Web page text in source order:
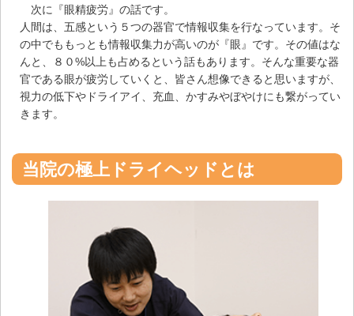
次に『眼精疲労』の話です。
人間は、五感という５つの器官で情報収集を行なっています。そ
の中でももっとも情報収集力が高いのが『眼』です。その値はな
んと、８０%以上も占めるという話もあります。そんな重要な器
官である眼が疲労していくと、皆さん想像できると思いますが、
視力の低下やドライアイ、充血、かすみやぼやけにも繋がってい
きます。
当院の極上ドライヘッドとは